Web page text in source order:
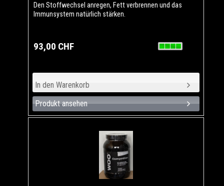
Den Stoffwechsel anregen, Fett verbrennen und das
Immunsystem natürlich stärken.
93,00 CHF
Produkt ansehen